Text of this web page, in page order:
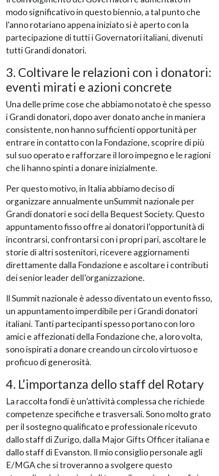
modo significativo in questo biennio, a tal punto che
l'anno rotariano appena iniziato si è aperto con la
partecipazione di tutti i Governatori italiani, divenuti
tutti Grandi donatori.
3. Coltivare le relazioni con i donatori:
eventi mirati e azioni concrete
Una delle prime cose che abbiamo notato è che spesso
i Grandi donatori, dopo aver donato anche in maniera
consistente, non hanno sufficienti opportunità per
entrare in contatto con la Fondazione, scoprire di più
sul suo operato e rafforzare il loro impegno e le ragioni
che li hanno spinti a donare inizialmente.
Per questo motivo, in Italia abbiamo deciso di
organizzare annualmente unSummit nazionale per
Grandi donatori e soci della Bequest Society. Questo
appuntamento fisso offre ai donatori l'opportunità di
incontrarsi, confrontarsi con i propri pari, ascoltare le
storie di altri sostenitori, ricevere aggiornamenti
direttamente dalla Fondazione e ascoltare i contributi
dei senior leader dell’organizzazione.
Il Summit nazionale è adesso diventato un evento fisso,
un appuntamento imperdibile per i Grandi donatori
italiani. Tanti partecipanti spesso portano con loro
amici e affezionati della Fondazione che, a loro volta,
sono ispirati a donare creando un circolo virtuoso e
proficuo di generosità.
4. L’importanza dello staff del Rotary
La raccolta fondi è un’attività complessa che richiede
competenze specifiche e trasversali. Sono molto grato
per il sostegno qualificato e professionale ricevuto
dallo staff di Zurigo, dalla Major Gifts Officer italiana e
dallo staff di Evanston. Il mio consiglio personale agli
E/MGA che si troveranno a svolgere questo